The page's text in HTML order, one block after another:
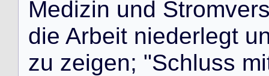
Medizin und Stromver
die Arbeit niederlegt u
zu zeigen; "Schluss mi